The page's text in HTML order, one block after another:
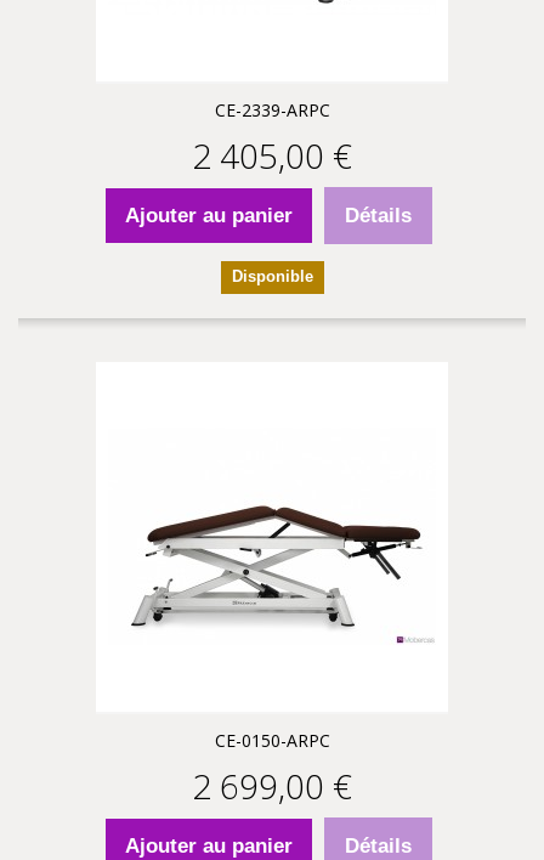
CE-2339-ARPC
2 405,00 €
Ajouter au panier Détails
Disponible
CE-0150-ARPC
2 699,00 €
Ajouter au panier Détails